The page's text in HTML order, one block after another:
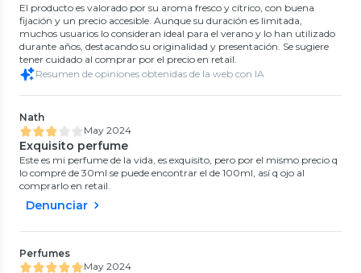
El producto es valorado por su aroma fresco y cítrico, con buena
fijación y un precio accesible. Aunque su duración es limitada,
muchos usuarios lo consideran ideal para el verano y lo han utilizado
durante años, destacando su originalidad y presentación. Se sugiere
tener cuidado al comprar por el precio en retail.
Resumen de opiniones obtenidas de la web con IA
Nath
May 2024
Exquisito perfume
Este es mi perfume de la vida, es exquisito, pero por el mismo precio q
lo compré de 30ml se puede encontrar el de 100ml, así q ojo al
comprarlo en retail.
Denunciar
Perfumes
May 2024